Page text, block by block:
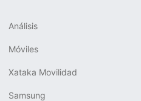
Análisis
Móviles
Xataka Movilidad
Samsung